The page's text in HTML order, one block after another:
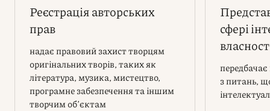
Реєстрація авторських
прав
надає правовий захист творцям
оригінальних творів, таких як
література, музика, мистецтво,
програмне забезпечення та іншим
творчим обʼєктам
сфері
з питань,